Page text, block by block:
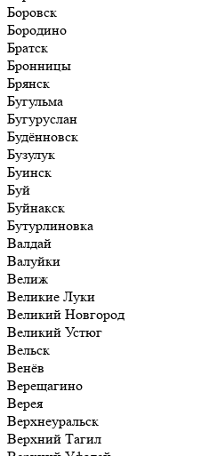
Боровск
Бородино
Братск
Бронницы
Брянск
Бугульма
Бугуруслан
Будённовск
Бузулук
Буинск
Буй
Буйнакск
Бутурлиновка
Валдай
Валуйки
Велиж
Великие Луки
Великий Новгород
Великий Устюг
Вельск
Венёв
Верещагино
Верея
Верхнеуральск
Верхний Тагил